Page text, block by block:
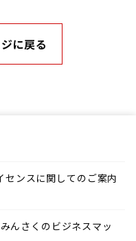
に戻る
ンスに関してのご案内
んさくのビジネスマッ